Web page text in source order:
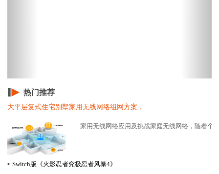
热门推荐
大平层复式住宅别墅家用无线网络组网方案，
家用无线网络应用及挑战家庭无线网络，随着个
▪ Switch版《火影忍者究极忍者风暴4》